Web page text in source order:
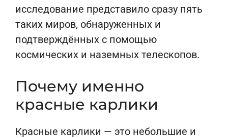
исследование представило сразу пять
таких миров, обнаруженных и
подтверждённых с помощью
космических и наземных телескопов.
Почему именно
красные карлики
Красные карлики — это небольшие и